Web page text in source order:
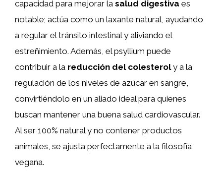
capacidad para mejorar la salud digestiva es
notable; actúa como un laxante natural, ayudando
a regular el tránsito intestinal y aliviando el
estreñimiento. Además, el psyllium puede
contribuir a la reducción del colesteroly a la
regulación de los niveles de azúcar en sangre,
convirtiéndolo en un aliado ideal para quienes
buscan mantener una buena salud cardiovascular.
Al ser 100% natural y no contener productos
animales, se ajusta perfectamente a la filosofía
vegana.